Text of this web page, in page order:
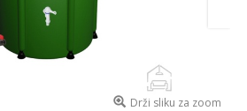
Drži sliku za zoom